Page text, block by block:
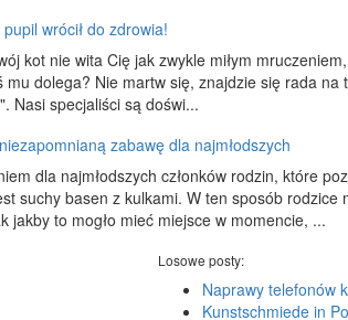
wrócił do zdrowia!
kot nie wita Cię jak zwykle miłym
mu dolega? Nie martw się, znajdzie się rada
Nasi specjaliści są doświ...
zabawę dla najmłodszych
dla najmłodszych członków rodzin, które
suchy basen z kulkami. W ten sposób
jakby to mogło mieć miejsce w momencie, ...
Losowe posty:
Naprawy telefonów
Kunstschmiede in